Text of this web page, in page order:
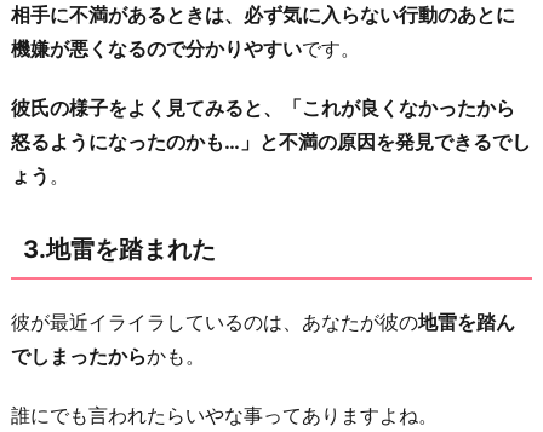
相手に不満があるときは、必ず気に入らない行動のあとに
機嫌が悪くなるので分かりやすいです。
彼氏の様子をよく見てみると、「これが良くなかったから
怒るようになったのかも…」と不満の原因を発見できるでし
ょう 。
3.地雷を踏まれた
彼が最近イライラしているのは、あなたが彼の地雷を踏ん
でしまったからかも。
誰にでも言われたらいやな事ってありますよね。